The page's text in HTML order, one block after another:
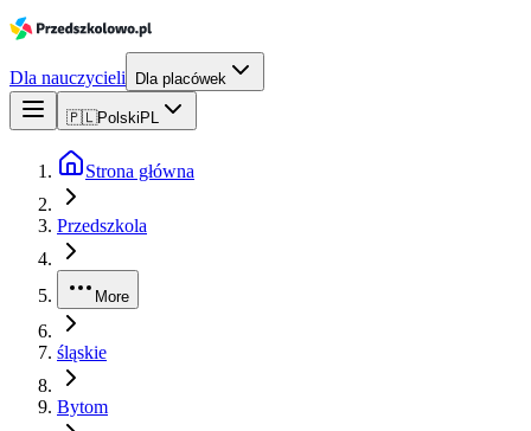
Dla nauczycieli Dla placówek
🇵🇱Polski PL
Strona główna
Przedszkola
More
śląskie
Bytom